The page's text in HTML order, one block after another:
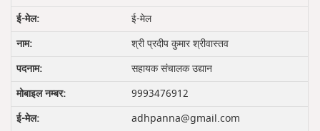
ई-मेल
श्री प्रदीप कुमार श्रीवास्‍तव
सहायक संचालक उद्यान
9993476912
adhpanna@gmail.com